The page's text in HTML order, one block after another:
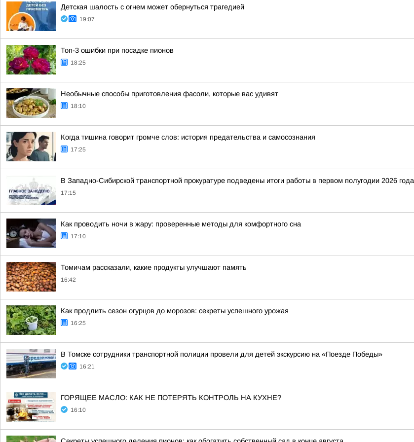
Детская шалость с огнем может обернуться трагедией
19:07
Топ-3 ошибки при посадке пионов
18:25
Необычные способы приготовления фасоли, которые вас удивят
18:10
Когда тишина говорит громче слов: история предательства и самосознания
17:25
В Западно-Сибирской транспортной прокуратуре подведены итоги работы в первом полугодии 2026 года
17:15
Как проводить ночи в жару: проверенные методы для комфортного сна
17:10
Томичам рассказали, какие продукты улучшают память
16:42
Как продлить сезон огурцов до морозов: секреты успешного урожая
16:25
В Томске сотрудники транспортной полиции провели для детей экскурсию на «Поезде Победы»
16:21
ГОРЯЩЕЕ МАСЛО: КАК НЕ ПОТЕРЯТЬ КОНТРОЛЬ НА КУХНЕ?
16:10